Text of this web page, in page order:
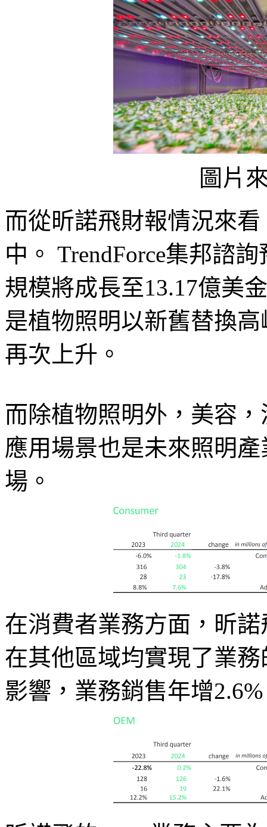
圖片
而從昕諾飛財報情況來
中。 TrendForce集邦諮
規模將成長至13.17億美
是植物照明以新舊替換
再次上升。
而除植物照明外，美容
應用場景也是未來照明
場。
在消費者業務方面，昕
在其他區域均實現了業
影響，業務銷售年增